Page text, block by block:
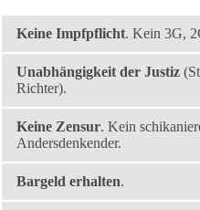
Keine Impfpflicht. Kein 3G,
Unabhängigkeit der Justiz
Richter).
Keine Zensur. Kein
Andersdenkender.
Bargeld erhalten.